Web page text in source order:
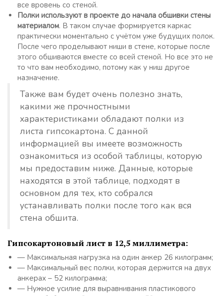
все вровень со стеной.
Полки используют в проекте до начала обшивки стены
материалом. В таком случае формируется каркас
практически моментально с учётом уже будущих полок.
После чего проделывают ниши в стене, которые после
этого обшиваются вместе со всей стеной. Но все это не
то что вам необходимо, потому как у ниш другое
назначение.
Также вам будет очень полезно знать,
какими же прочностными
характеристиками обладают полки из
листа гипсокартона. С данной
информацией вы имеете возможность
ознакомиться из особой таблицы, которую
мы предоставим ниже. Данные, которые
находятся в этой таблице, подходят в
основном для тех, кто собрался
устанавливать полки после того как вся
стена обшита.
Гипсокартоновый лист в 12,5 миллиметра:
— Максимальная нагрузка на один анкер 26 килограмм;
— Максимальный вес полки, которая держится на двух
анкерах – 52 килограмма;
— Нужное усилие для выравнивания пластикового